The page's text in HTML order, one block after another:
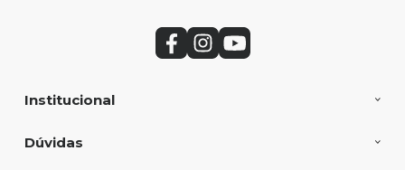
Institucional
Dúvidas